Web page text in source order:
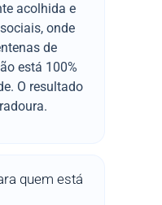
acolhida e
onde
de
está 100%
O resultado
quem está